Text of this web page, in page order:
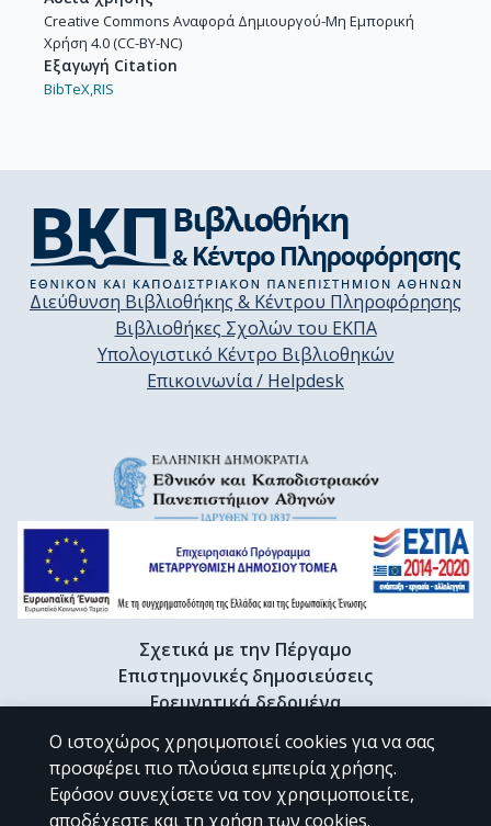
Creative Commons Αναφορά Δημιουργού-Μη Εμπορική
Χρήση 4.0 (CC-BY-NC)
Εξαγωγή Citation
BibTeX,RIS
Διεύθυνση Βιβλιοθήκης & Κέντρου Πληροφόρησης
Βιβλιοθήκες Σχολών του ΕΚΠΑ
Υπολογιστικό Κέντρο Βιβλιοθηκών
Επικοινωνία / Helpdesk
Σχετικά με την Πέργαμο
Επιστημονικές δημοσιεύσεις
Ερευνητικά δεδομένα
Διδακτορικές διατριβές & Γκρίζα βιβλιογραφία
Προφίλ Ερευνητή
Ο ιστοχώρος χρησιμοποιεί cookies για να σας
προσφέρει πιο πλούσια εμπειρία χρήσης.
Εφόσον συνεχίσετε να τον χρησιμοποιείτε,
αποδέχεστε και τη χρήση των cookies.